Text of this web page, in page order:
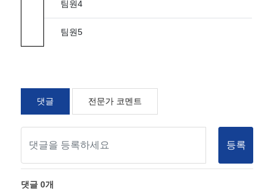
팀원4
팀원5
댓글 전문가 코멘트
등록
댓글0개